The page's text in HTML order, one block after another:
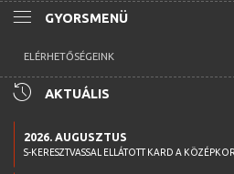
menu GYORSMENÜ
ELÉRHETŐSÉGEINK
history AKTUÁLIS
2026. AUGUSZTUS
S-KERESZTVASSAL ELLÁTOTT KARD A